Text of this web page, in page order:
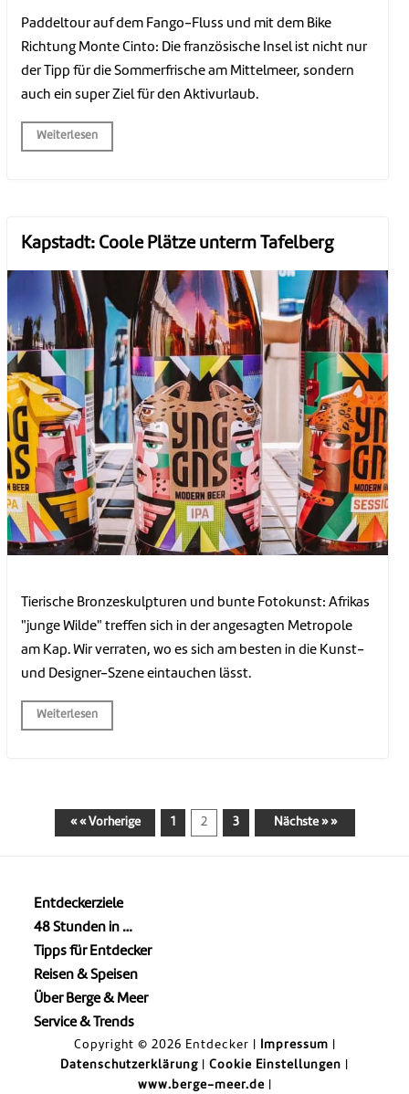
Paddeltour auf dem Fango-Fluss und mit dem Bike
Richtung Monte Cinto: Die französische Insel ist nicht nur
der Tipp für die Sommerfrische am Mittelmeer, sondern
auch ein super Ziel für den Aktivurlaub.
Weiterlesen
Kapstadt: Coole Plätze unterm Tafelberg
Tierische Bronzeskulpturen und bunte Fotokunst: Afrikas
"junge Wilde" treffen sich in der angesagten Metropole
am Kap. Wir verraten, wo es sich am besten in die Kunst-
und Designer-Szene eintauchen lässt.
Weiterlesen
« « Vorherige 1 2 3 Nächste » »
Entdeckerziele
48 Stunden in …
Tipps für Entdecker
Reisen & Speisen
Über Berge & Meer
Service & Trends
Copyright © 2026 Entdecker | Impressum
Datenschutzerklärung
Cookie Einstellungen
www.berge-meer.de|